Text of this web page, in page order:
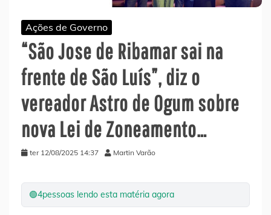
Ações de Governo
“São Jose de Ribamar sai na
frente de São Luís”, diz o
vereador Astro de Ogum sobre
nova Lei de Zoneamento…
ter 12/08/2025 14:37 Martin Varão
🟢4pessoas lendo esta matéria agora